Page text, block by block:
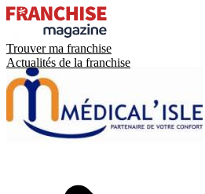
Trouver ma franchise
Actualités de la franchise